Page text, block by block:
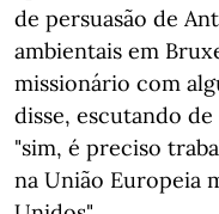
de persuasão de
ambientais em
missionário com
disse, escutando
"sim, é preciso
na União Europeia